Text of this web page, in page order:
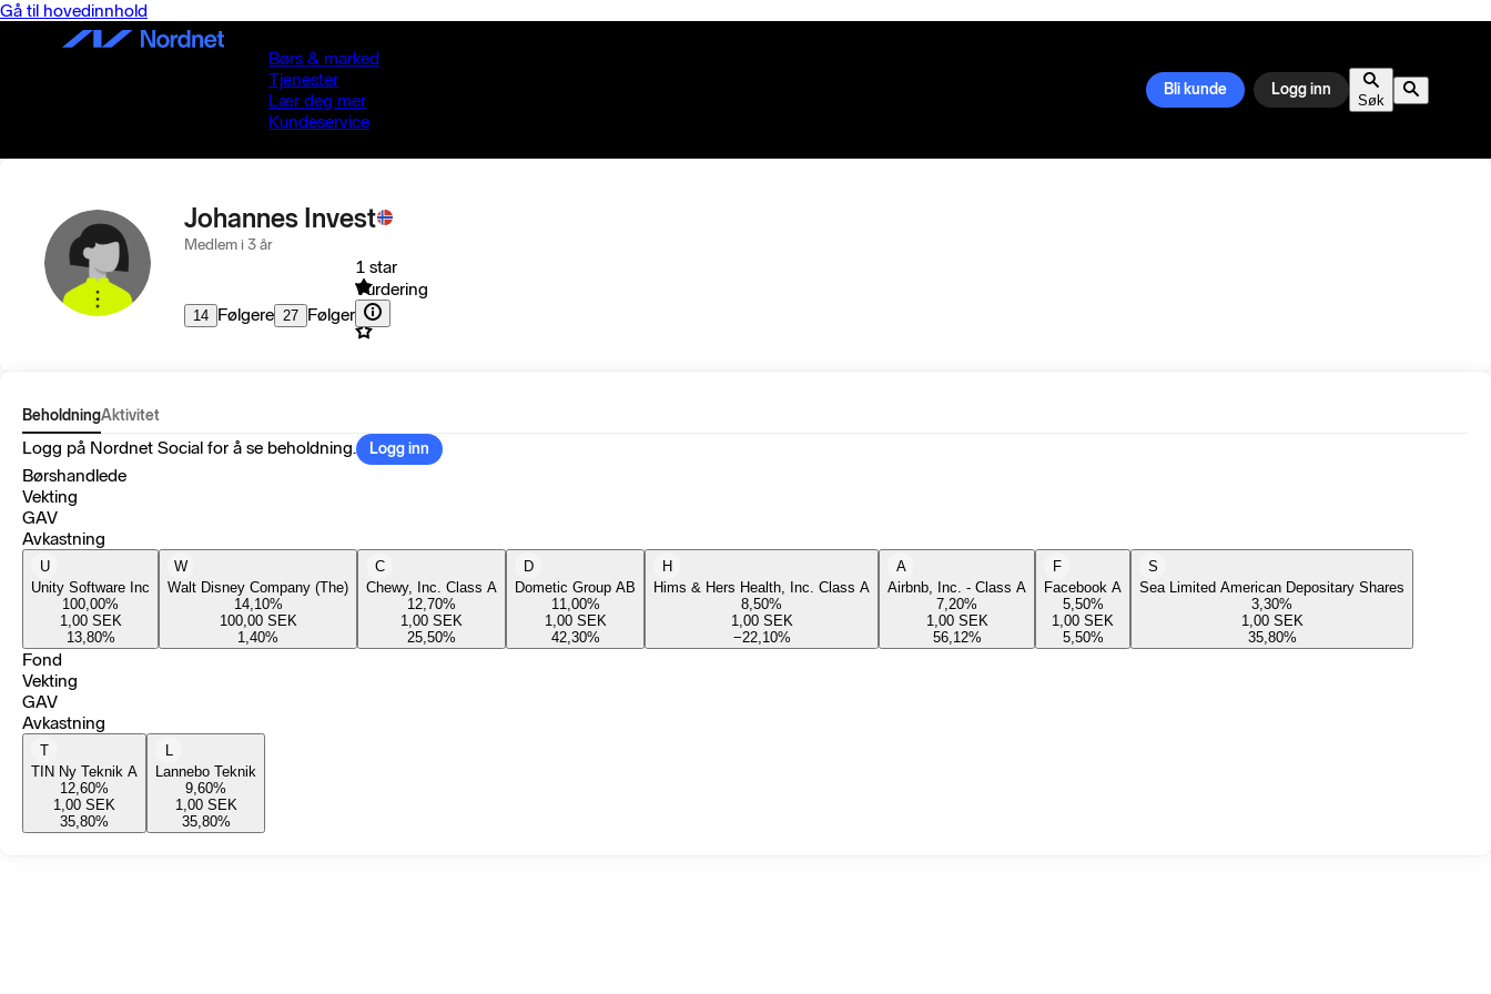
Gå til hovedinnhold
Børs & marked
Tjenester
Lær deg mer
Kundeservice
Bli kunde Logg inn
Søk
Johannes Invest
Medlem i 3 år
14 Følgere 27 Følger
1 star
Vurdering
BeholdningAktivitet
Logg på Nordnet Social for å se beholdning. Logg inn
Børshandlede
Vekting
GAV
Avkastning
U
Unity Software Inc
100,00%
1,00 SEK
13,80%
W
Walt Disney Company (The)
14,10%
100,00 SEK
1,40%
C
Chewy, Inc. Class A
12,70%
1,00 SEK
25,50%
D
Dometic Group AB
11,00%
1,00 SEK
42,30%
H
Hims & Hers Health, Inc. Class A
8,50%
1,00 SEK
−22,10%
A
Airbnb, Inc. - Class A
7,20%
1,00 SEK
56,12%
F
Facebook A
5,50%
1,00 SEK
5,50%
S
Sea Limited American Depositary Shares
3,30%
1,00 SEK
35,80%
Fond
Vekting
GAV
Avkastning
T
TIN Ny Teknik A
12,60%
1,00 SEK
35,80%
L
Lannebo Teknik
9,60%
1,00 SEK
35,80%